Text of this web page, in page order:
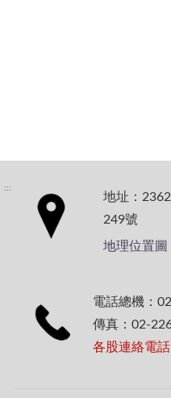
:::
地址：
249號
地理位置圖
電話總機：
傳真：02-
各股連絡電話